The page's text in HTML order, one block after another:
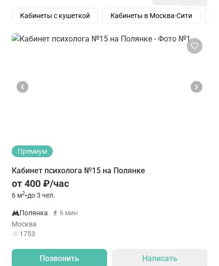
Кабинеты с кушеткой Кабинеты в Москва-Сити
Премиум
Кабинет психолога №15 на Полянке
от 400 ₽/час
6 м2•до 3 чел.
Полянка
6 мин
Москва
1753
Позвонить Написать